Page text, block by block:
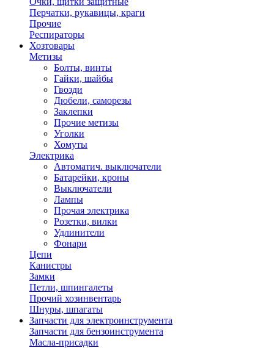
Перчатки, рукавицы, краги
Прочие
Респираторы
Хозтовары
Метизы
Болты, винты
Гайки, шайбы
Гвозди
Дюбели, саморезы
Заклепки
Прочие метизы
Уголки
Хомуты
Электрика
Автоматич. выключатели
Батарейки, кроны
Выключатели
Лампы
Прочая электрика
Розетки, вилки
Удлинители
Фонари
Цепи
Канистры
Замки
Петли, шпингалеты
Прочий хозинвентарь
Шнуры, шпагаты
Запчасти для электроинструмента
Запчасти для бензоинструмента
Масла-присадки